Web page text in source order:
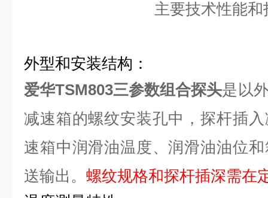
主要技术性能和
外型和安装结构：
爱华TSM803三参数组合探头是以
减速箱的螺纹安装孔中，探杆插
速箱中润滑油温度、润滑油油位
送输出。 螺纹规格和探杆插深需在